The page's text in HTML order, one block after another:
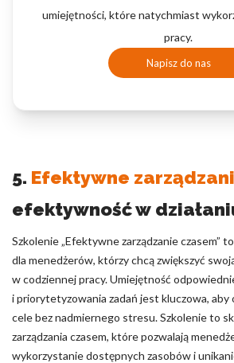
umiejętności, które natychmiast
pracy.
Napisz do nas
5. Efektywne
efektywność w
Szkolenie „Efektywne zarządzanie czasem”
dla menedżerów, którzy chcą zwiększyć
w codziennej pracy. Umiejętność
i priorytetyzowania zadań jest kluczowa, aby
cele bez nadmiernego stresu. Szkolenie to
zarządzania czasem, które pozwalają
wykorzystanie dostępnych zasobów i